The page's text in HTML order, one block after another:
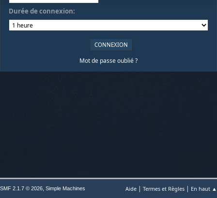
Durée de connexion:
Mot de passe oublié ?
Aide | Termes et Règles | En haut ▲
SMF 2.1.7 © 2026, Simple Machines